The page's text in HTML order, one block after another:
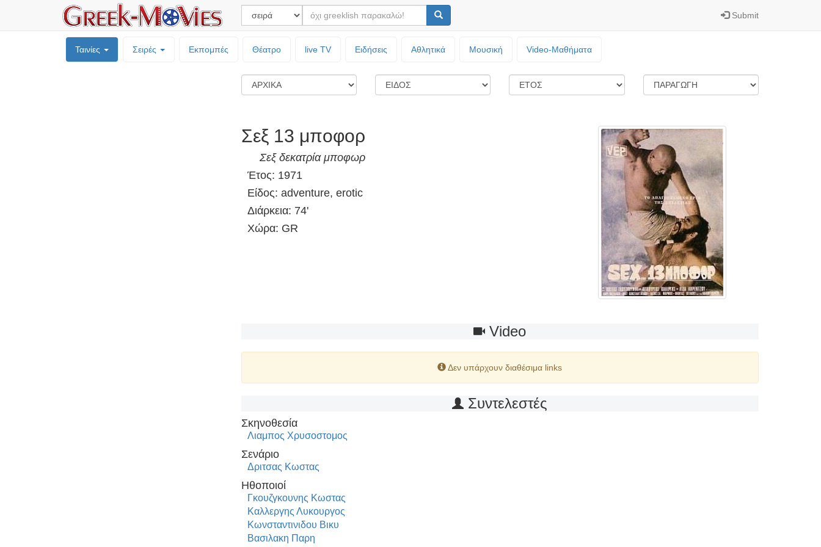
Submit
Ταινίες Σειρές Εκπομπές Θέατρο live TV Ειδήσεις Αθλητικά Μουσική Video-Mαθήματα
Σεξ 13 μποφορ
Σεξ δεκατρία μποφωρ
Έτος: 1971
Είδος: adventure, erotic
Διάρκεια: 74'
Χώρα: GR
Video
Δεν υπάρχουν διαθέσιμα links
Συντελεστές
Σκηνοθεσία
Λιαμπος Χρυσοστομος
Σενάριο
Δριτσας Κωστας
Ηθοποιοί
Γκουζγκουνης Κωστας
Καλλεργης Λυκουργος
Κωνσταντινιδου Βικυ
Βασιλακη Παρη